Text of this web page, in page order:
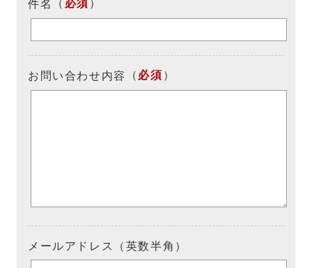
件名 （ 必須 ）
お問い合わせ内容 （ 必須 ）
メールアドレス（英数半角）